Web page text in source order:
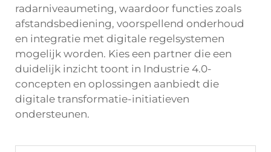
radarniveaumeting, waardoor functies zoals
afstandsbediening, voorspellend onderhoud
en integratie met digitale regelsystemen
mogelijk worden. Kies een partner die een
duidelijk inzicht toont in Industrie 4.0-
concepten en oplossingen aanbiedt die
digitale transformatie-initiatieven
ondersteunen.